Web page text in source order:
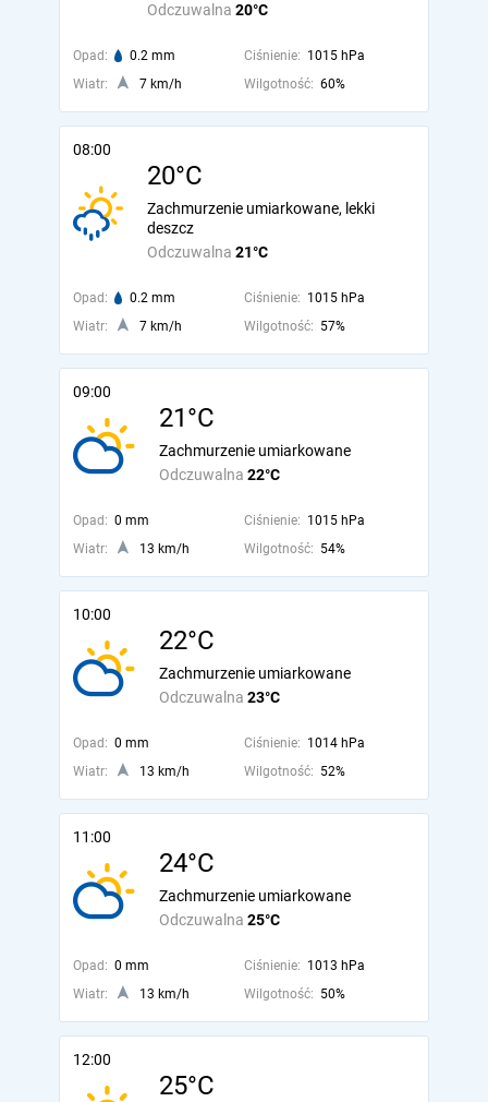
Odczuwalna 20°C
Opad: 0.2 mm Ciśnienie: 1015 hPa
Wiatr:
7 km/h Wilgotność: 60%
08:00
20°C
Odczuwalna 21°C
Zachmurzenie umiarkowane, lekki
deszcz
Opad: 0.2 mm Ciśnienie: 1015 hPa
Wiatr:
7 km/h Wilgotność: 57%
09:00
21°C
Odczuwalna 22°C
Zachmurzenie umiarkowane
Opad: 0 mm Ciśnienie: 1015 hPa
Wiatr:
13 km/h Wilgotność: 54%
10:00
22°C
Odczuwalna 23°C
Zachmurzenie umiarkowane
Opad: 0 mm Ciśnienie: 1014 hPa
Wiatr:
13 km/h Wilgotność: 52%
11:00
24°C
Odczuwalna 25°C
Zachmurzenie umiarkowane
Opad: 0 mm Ciśnienie: 1013 hPa
Wiatr:
13 km/h Wilgotność: 50%
12:00
25°C